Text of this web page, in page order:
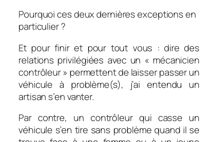
Pourquoi ces deux dernières exceptions en
particulier ?
Et pour finir et pour tout vous : dire des
relations privilégiées avec un « mécanicien
contrôleur » permettent de laisser passer un
véhicule à problème(s), j’ai entendu un
artisan s’en vanter.
Par contre, un contrôleur qui casse un
véhicule s’en tire sans problème quand il se